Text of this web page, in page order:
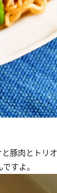
豚肉とトリ
すよ。